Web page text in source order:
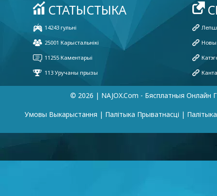
© 2026 | NAJOX.com - Бясплатныя Онлайн
Умовы Выкарыстання | Палітыка Прыватнасці |